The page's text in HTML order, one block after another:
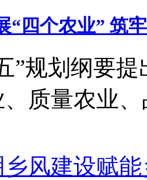
“四个农业” 筑
”规划纲要
质量农业
乡风建设赋